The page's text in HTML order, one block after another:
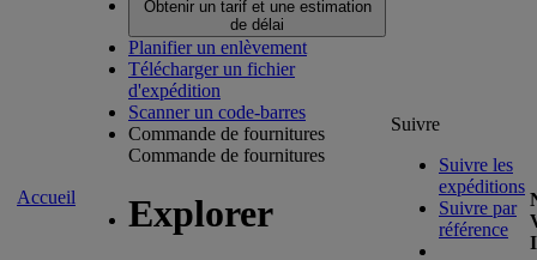
Accueil
Obtenir un tarif et une estimation
de délai
Planifier un enlèvement
Télécharger un fichier
d'expédition
Scanner un code-barres
Commande de fournitures
Commande de fournitures
Explorer
Suivre
Suivre les
expéditions
Suivre par
référence